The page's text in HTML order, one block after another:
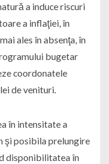
a induce riscuri
a inflaţiei, în
ales în absenţa, în
bugetar
coordonatele
de venituri.
în intensitate a
şi posibila prelungire
disponibilitatea în